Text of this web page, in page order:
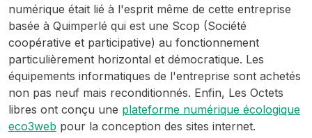
numérique était lié à l'esprit même de cette entreprise
basée à Quimperlé qui est une Scop (Société
coopérative et participative) au fonctionnement
particulièrement horizontal et démocratique. Les
équipements informatiques de l'entreprise sont achetés
non pas neuf mais reconditionnés. Enfin, Les Octets
libres ont conçu une plateforme numérique écologique
eco3web pour la conception des sites internet.